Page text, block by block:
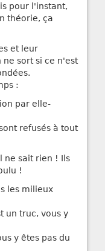
pour l'instant,
théorie, ça
et leur
sort si ce n'est
:
par elle-
refusés à tout
ne sait rien ! Ils
!
les milieux
un truc, vous y
y êtes pas du